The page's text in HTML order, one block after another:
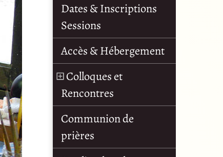
Dates & Inscriptions
Sessions
Accès & Hébergement
Colloques et
Rencontres
Communion de
prières